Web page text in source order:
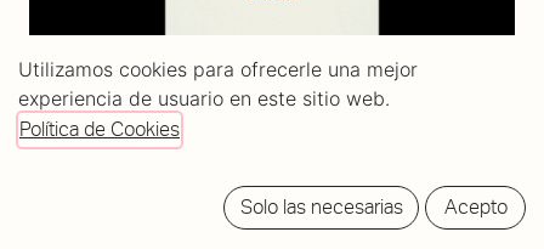
Utilizamos cookies para ofrecerle una mejor
experiencia de usuario en este sitio web.
Política de Cookies
Solo las necesarias Acepto